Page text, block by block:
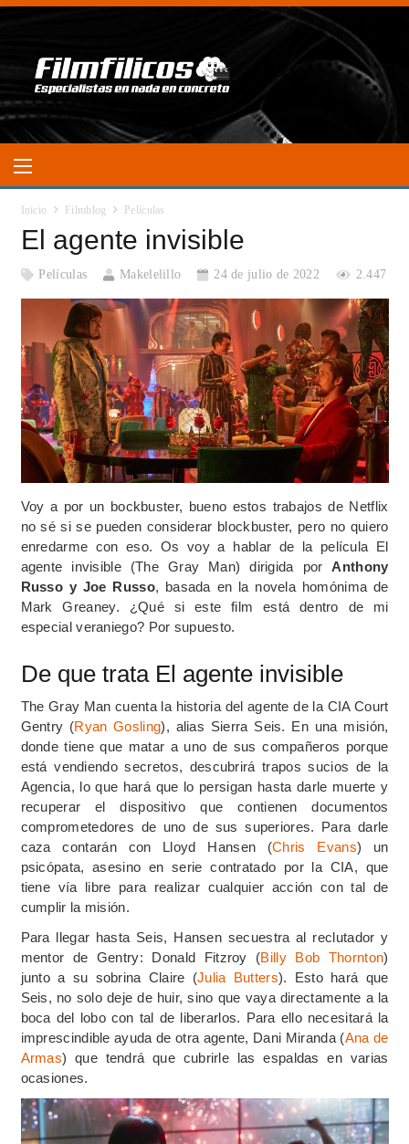
Inicio Filmblog Películas
El agente invisible
Películas Makelelillo 24 de julio de 2022 2.447
Voy a por un bockbuster, bueno estos trabajos de Netflix
no sé si se pueden considerar blockbuster, pero no quiero
enredarme con eso. Os voy a hablar de la película El
agente invisible (The Gray Man) dirigida porAnthony
Russo y Joe Russo, basada en la novela homónima de
Mark Greaney. ¿Qué si este film está dentro de mi
especial veraniego? Por supuesto.
De que trata El agente invisible
The Gray Man cuenta la historia del agente de la CIA Court
Gentry (Ryan Gosling), alias Sierra Seis. En una misión,
donde tiene que matar a uno de sus compañeros porque
está vendiendo secretos, descubrirá trapos sucios de la
Agencia, lo que hará que lo persigan hasta darle muerte y
recuperar el dispositivo que contienen documentos
comprometedores de uno de sus superiores. Para darle
caza contarán con Lloyd Hansen (Chris Evans) un
psicópata, asesino en serie contratado por la CIA, que
tiene vía libre para realizar cualquier acción con tal de
cumplir la misión.
Para llegar hasta Seis, Hansen secuestra al reclutador y
mentor de Gentry: Donald Fitzroy (Billy Bob Thornton)
junto a su sobrina Claire (Julia Butters). Esto hará que
Seis, no solo deje de huir, sino que vaya directamente a la
boca del lobo con tal de liberarlos. Para ello necesitará la
imprescindible ayuda de otra agente, Dani Miranda (Ana de
Armas) que tendrá que cubrirle las espaldas en varias
ocasiones.